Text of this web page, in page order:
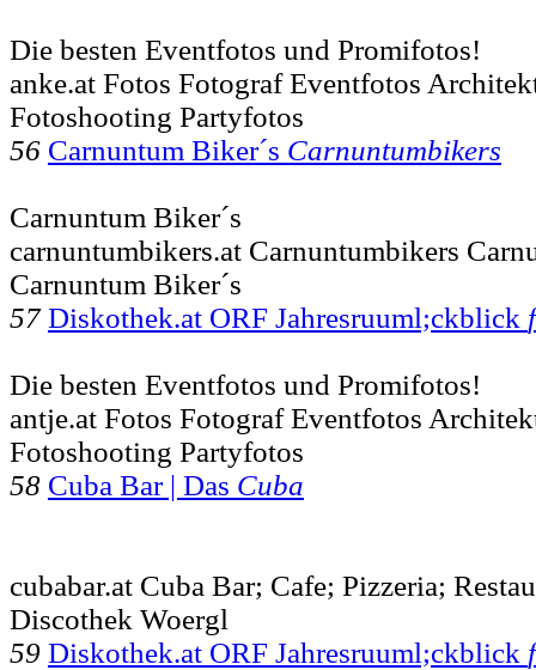
Die besten Eventfotos und Promifotos!
anke.at Fotos Fotograf Eventfotos
Fotoshooting Partyfotos
56 Carnuntum Biker´s Carnuntumbikers
Carnuntum Biker´s
carnuntumbikers.at Carnuntumbikers
Carnuntum Biker´s
57 Diskothek.at ORF Jahresruuml;ckblick
Die besten Eventfotos und Promifotos!
antje.at Fotos Fotograf Eventfotos
Fotoshooting Partyfotos
58 Cuba Bar | Das Cuba
cubabar.at Cuba Bar; Cafe; Pizzeria;
Discothek Woergl
59 Diskothek.at ORF Jahresruuml;ckblick